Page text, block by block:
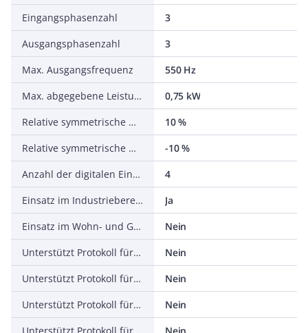
Eingangsphasenzahl
3
Ausgangsphasenzahl
3
Max. Ausgangsfrequenz
550 Hz
Max. abgegebene Leistung bei linearer Belastung bei Bemessungsausgangsspannung
0,75 kW
Relative symmetrische Netzfrequenztoleranz
10 %
Relative symmetrische Netzspannungstoleranz
-10 %
Anzahl der digitalen Eingänge
4
Einsatz im Industriebereich zulässig
Ja
Einsatz im Wohn- und Gewerbebereich zulässig
Nein
Unterstützt Protokoll für TCP/IP
Nein
Unterstützt Protokoll für PROFIBUS
Nein
Unterstützt Protokoll für CAN
Nein